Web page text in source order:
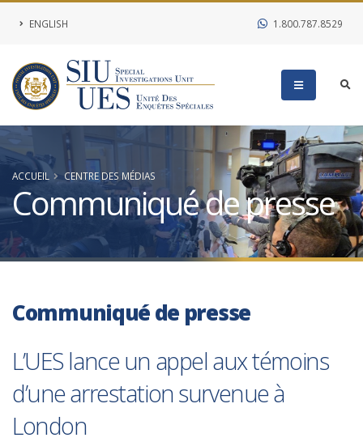
ENGLISH 1.800.787.8529
ACCUEIL CENTRE DES MÉDIAS
Communiqué de presse
Communiqué de presse
L’UES lance un appel aux témoins
d’une arrestation survenue à
London